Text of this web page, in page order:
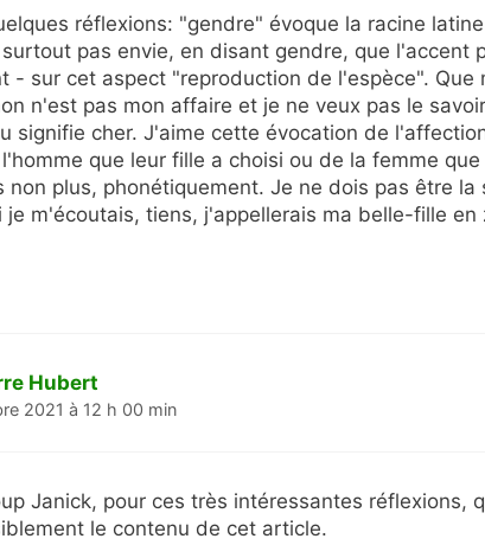
réflexions: "gendre" évoque la racine
pas envie, en disant gendre, que l'accent
- sur cet aspect "reproduction de l'espèce". Que
n'est pas mon affaire et je ne veux pas le
signifie cher. J'aime cette évocation de
que leur fille a choisi ou de la femme
non plus, phonétiquement. Je ne dois pas être la
m'écoutais, tiens, j'appellerais ma belle-fille en
Hubert
2021 à 12 h 00 min
Janick, pour ces très intéressantes réflexions,
le contenu de cet article.